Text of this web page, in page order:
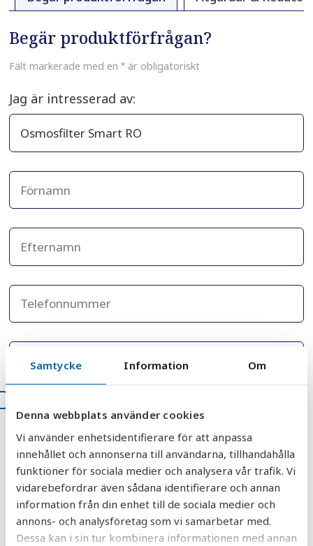
Samtycke Information Om
Denna webbplats använder cookies
Vi använder enhetsidentifierare för att anpassa
innehållet och annonserna till användarna, tillhandahålla
funktioner för sociala medier och analysera vår trafik. Vi
vidarebefordrar även sådana identifierare och annan
information från din enhet till de sociala medier och
annons- och analysföretag som vi samarbetar med.
Dessa kan i sin tur kombinera informationen med annan
Begär produktförfrågan?
Fält markerade med en *är obligatoriskt
Jag är intresserad av:
integritetspolicy.*